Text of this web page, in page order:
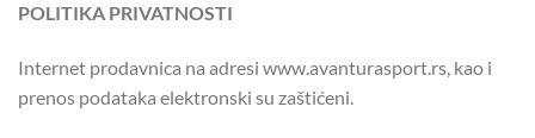
POLITIKA PRIVATNOSTI
Internet prodavnica na adresi www.avanturasport.rs, kao i
prenos podataka elektronski su zaštićeni.